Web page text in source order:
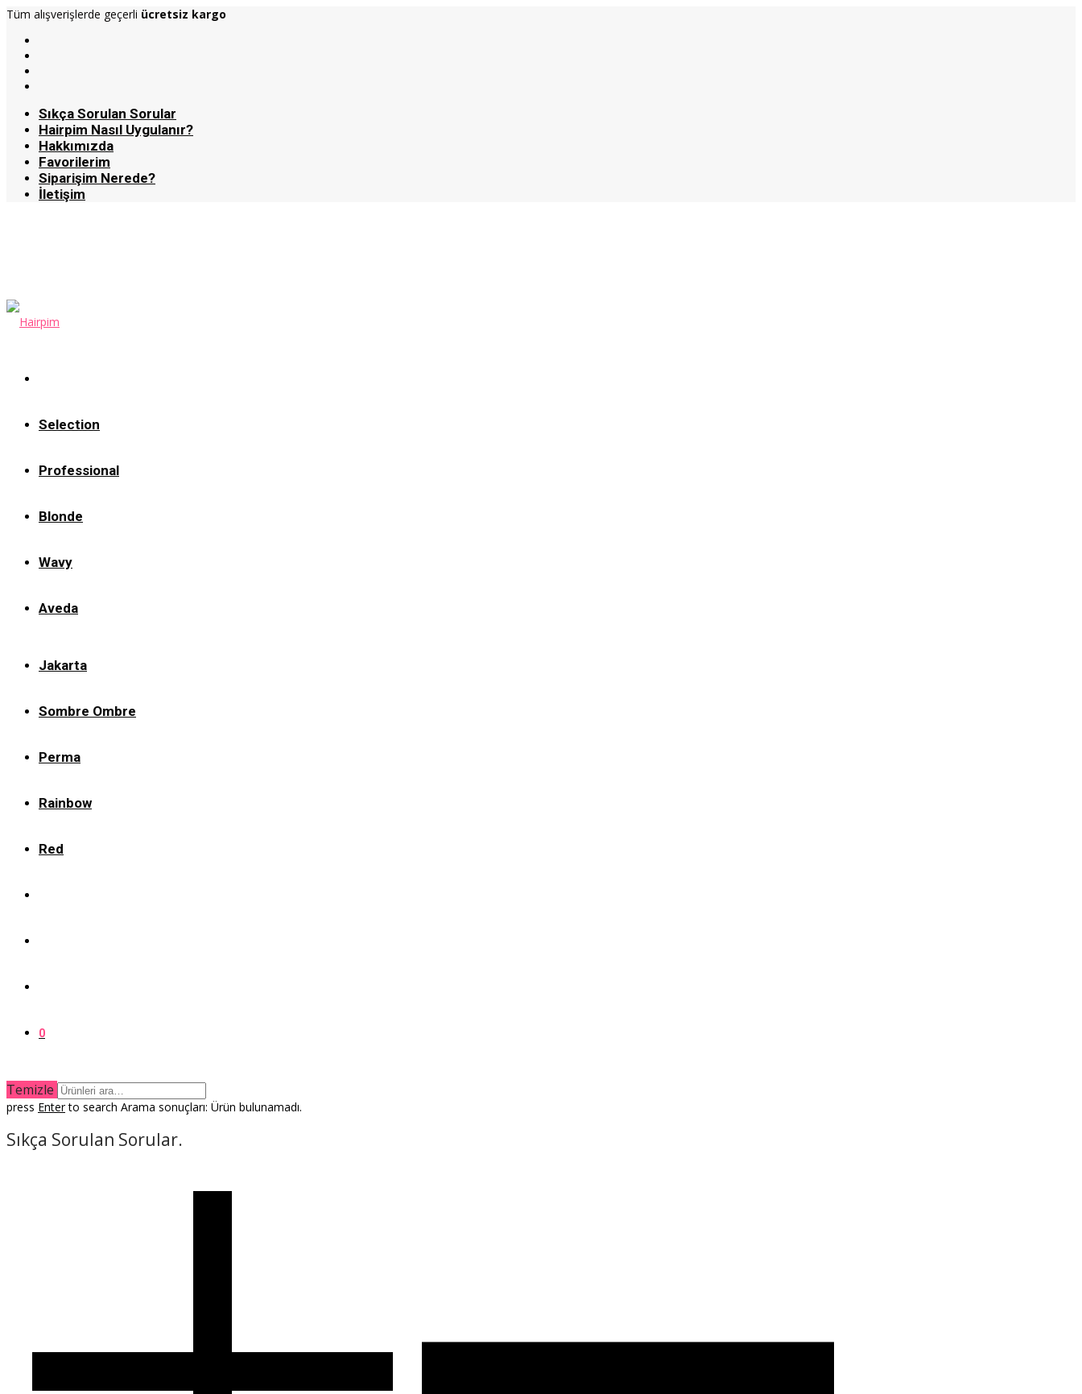
Tüm alışverişlerde geçerli ücretsiz kargo
Sıkça Sorulan Sorular
Hairpim Nasıl Uygulanır?
Hakkımızda
Favorilerim
Siparişim Nerede?
İletişim
Selection
Professional
Blonde
Wavy
Aveda
Jakarta
Sombre Ombre
Perma
Rainbow
Red
0
Temizle
press Enterto search Arama sonuçları: Ürün bulunamadı.
Sıkça Sorulan Sorular.